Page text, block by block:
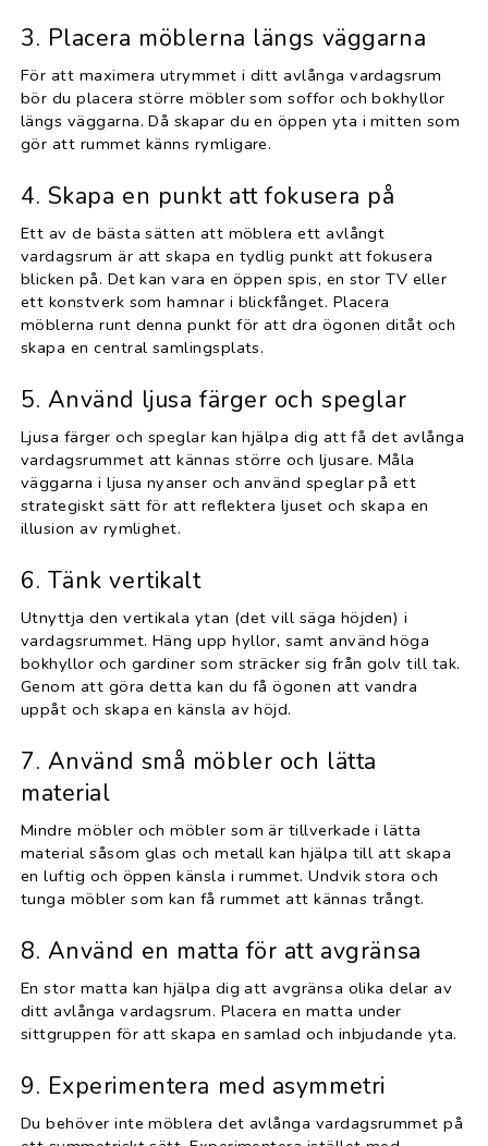
3. Placera möblerna längs väggarna
För att maximera utrymmet i ditt avlånga vardagsrum
bör du placera större möbler som soffor och bokhyllor
längs väggarna. Då skapar du en öppen yta i mitten som
gör att rummet känns rymligare.
4. Skapa en punkt att fokusera på
Ett av de bästa sätten att möblera ett avlångt
vardagsrum är att skapa en tydlig punkt att fokusera
blicken på. Det kan vara en öppen spis, en stor TV eller
ett konstverk som hamnar i blickfånget. Placera
möblerna runt denna punkt för att dra ögonen ditåt och
skapa en central samlingsplats.
5. Använd ljusa färger och speglar
Ljusa färger och speglar kan hjälpa dig att få det avlånga
vardagsrummet att kännas större och ljusare. Måla
väggarna i ljusa nyanser och använd speglar på ett
strategiskt sätt för att reflektera ljuset och skapa en
illusion av rymlighet.
6. Tänk vertikalt
Utnyttja den vertikala ytan (det vill säga höjden) i
vardagsrummet. Häng upp hyllor, samt använd höga
bokhyllor och gardiner som sträcker sig från golv till tak.
Genom att göra detta kan du få ögonen att vandra
uppåt och skapa en känsla av höjd.
7. Använd små möbler och lätta
material
Mindre möbler och möbler som är tillverkade i lätta
material såsom glas och metall kan hjälpa till att skapa
en luftig och öppen känsla i rummet. Undvik stora och
tunga möbler som kan få rummet att kännas trångt.
8. Använd en matta för att avgränsa
En stor matta kan hjälpa dig att avgränsa olika delar av
ditt avlånga vardagsrum. Placera en matta under
sittgruppen för att skapa en samlad och inbjudande yta.
9. Experimentera med asymmetri
Du behöver inte möblera det avlånga vardagsrummet på